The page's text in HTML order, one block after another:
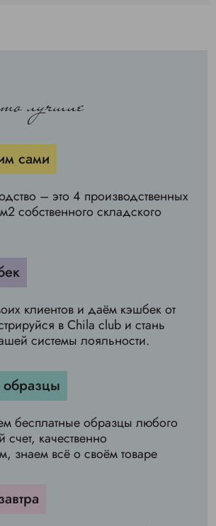
лучшие
сами
– это 4 производственных
собственного складского
клиентов и даём кэшбек от
в Chila club и стань
системы лояльности.
бесплатные образцы любого
счет, качественно
знаем всё о своём товаре